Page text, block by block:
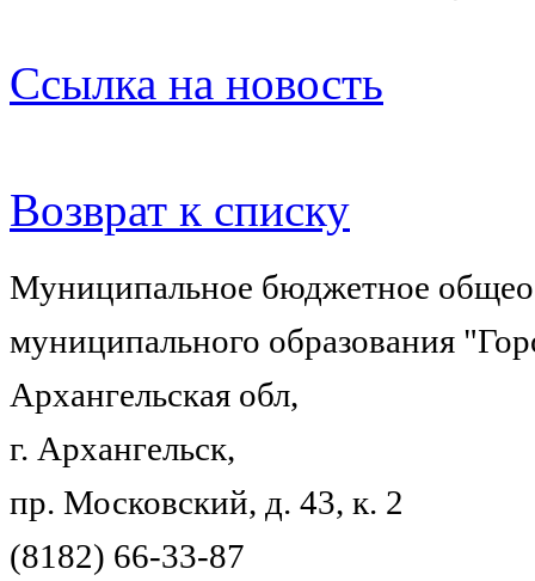
Ссылка на новость
Возврат к списку
Муниципальное бюджетное
муниципального образования
Архангельская обл,
г. Архангельск,
пр. Московский, д. 43, к. 2
(8182) 66-33-87